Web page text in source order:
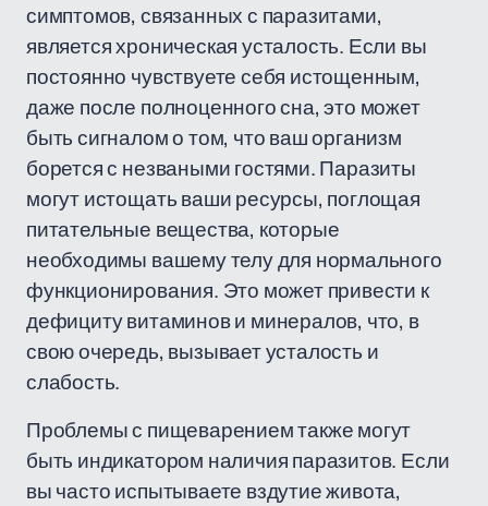
симптомов, связанных с паразитами,
является хроническая усталость. Если вы
постоянно чувствуете себя истощенным,
даже после полноценного сна, это может
быть сигналом о том, что ваш организм
борется с незваными гостями. Паразиты
могут истощать ваши ресурсы, поглощая
питательные вещества, которые
необходимы вашему телу для нормального
функционирования. Это может привести к
дефициту витаминов и минералов, что, в
свою очередь, вызывает усталость и
слабость.
Проблемы с пищеварением также могут
быть индикатором наличия паразитов. Если
вы часто испытываете вздутие живота,